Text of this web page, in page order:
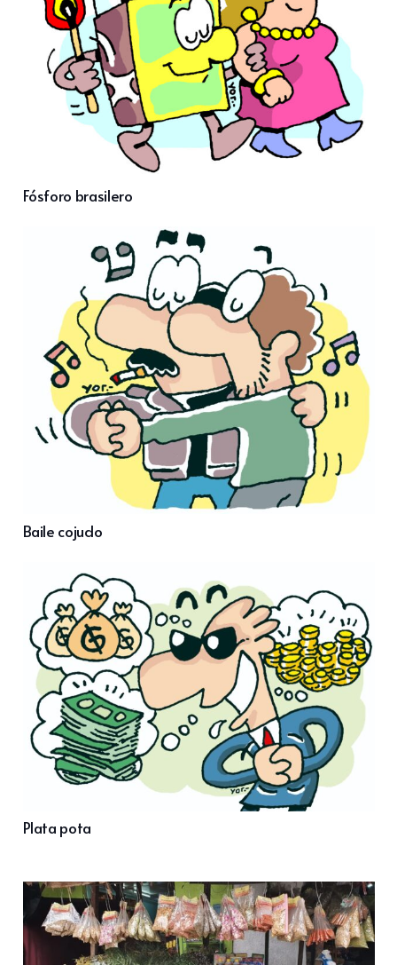
Fósforo brasilero
Baile cojudo
Plata pota